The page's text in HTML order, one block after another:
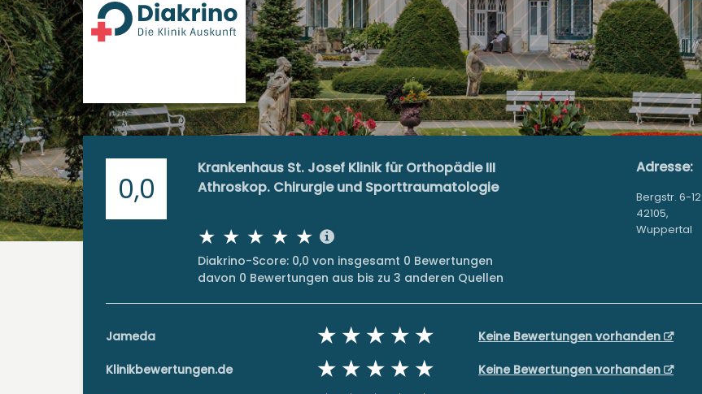
0,0
Krankenhaus St. Josef Klinik für Orthopädie III
Athroskop. Chirurgie und Sporttraumatologie
Diakrino-Score: 0,0 von insgesamt 0 Bewertungen
davon 0 Bewertungen aus bis zu 3 anderen Quellen
Adresse:
Bergstr. 6-12
42105,
Wuppertal
Jameda Keine Bewertungen vorhanden
Klinikbewertungen.de Keine Bewertungen vorhanden